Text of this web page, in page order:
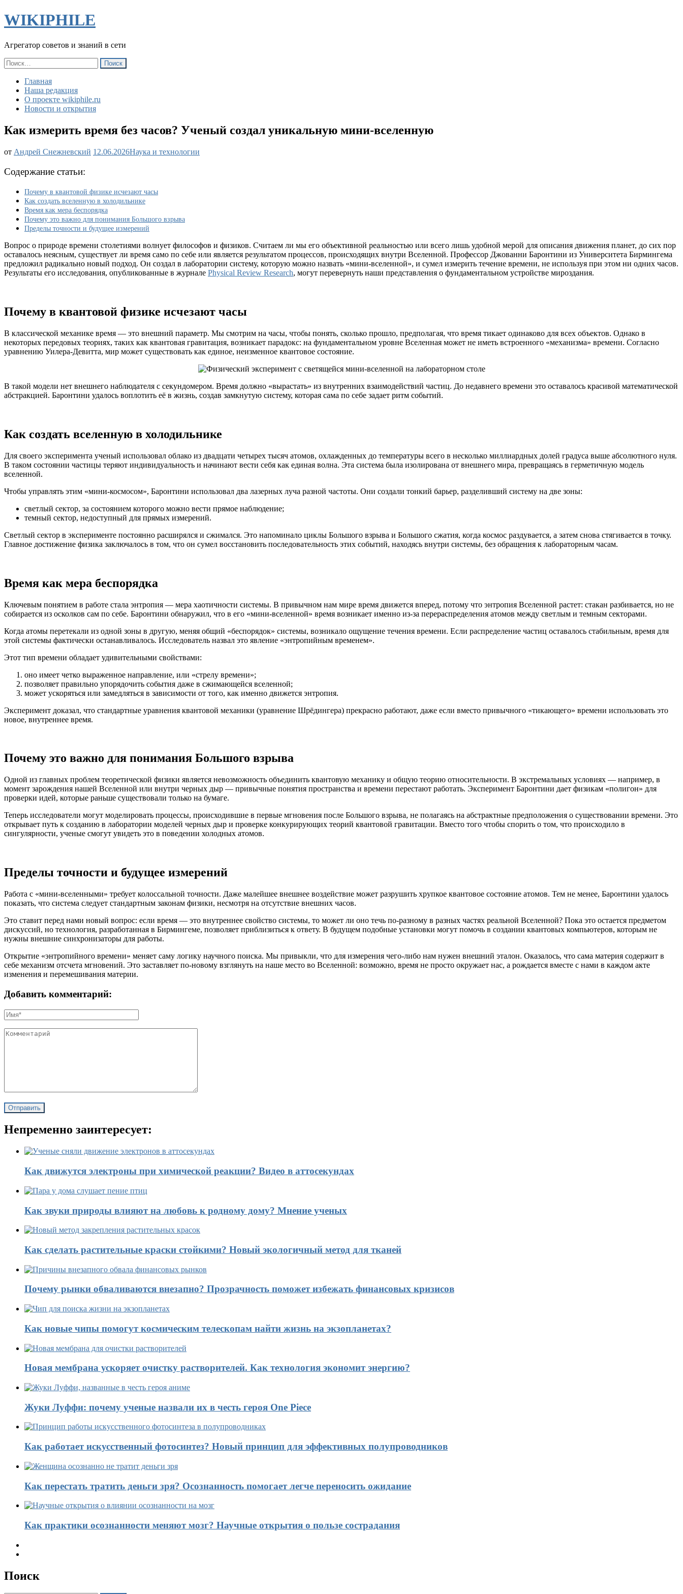
WIKIPHILE
Агрегатор советов и знаний в сети
Найти:
Главная
Наша редакция
О проекте wikiphile.ru
Новости и открытия
Как измерить время без часов? Ученый создал уникальную мини-вселенную
от Андрей Снежневский 12.06.2026Как
Ученый
создал
уникальную
мини-
вселенную
Наука и технологии
Содержание статьи:
Почему в квантовой физике исчезают часы
Как создать вселенную в холодильнике
Время как мера беспорядка
Почему это важно для понимания Большого взрыва
Пределы точности и будущее измерений
Вопрос о природе времени столетиями волнует философов и физиков. Считаем ли мы его объективной реальностью или всего лишь удобной мерой для описания движения планет, до сих пор
оставалось неясным, существует ли время само по себе или является результатом процессов, происходящих внутри Вселенной. Профессор Джованни Баронтини из Университета Бирмингема
предложил радикально новый подход. Он создал в лаборатории систему, которую можно назвать «мини-вселенной», и сумел измерить течение времени, не используя при этом ни одних часов.
Результаты его исследования, опубликованные в журнале Physical Review Research, могут перевернуть наши представления о фундаментальном устройстве мироздания.
Почему в квантовой физике исчезают часы
В классической механике время — это внешний параметр. Мы смотрим на часы, чтобы понять, сколько прошло, предполагая, что время тикает одинаково для всех объектов. Однако в
некоторых передовых теориях, таких как квантовая гравитация, возникает парадокс: на фундаментальном уровне Вселенная может не иметь встроенного «механизма» времени. Согласно
уравнению Уилера-Девитта, мир может существовать как единое, неизменное квантовое состояние.
В такой модели нет внешнего наблюдателя с секундомером. Время должно «вырастать» из внутренних взаимодействий частиц. До недавнего времени это оставалось красивой математической
абстракцией. Баронтини удалось воплотить её в жизнь, создав замкнутую систему, которая сама по себе задает ритм событий.
Как создать вселенную в холодильнике
Для своего эксперимента ученый использовал облако из двадцати четырех тысяч атомов, охлажденных до температуры всего в несколько миллиардных долей градуса выше абсолютного нуля.
В таком состоянии частицы теряют индивидуальность и начинают вести себя как единая волна. Эта система была изолирована от внешнего мира, превращаясь в герметичную модель
вселенной.
Чтобы управлять этим «мини-космосом», Баронтини использовал два лазерных луча разной частоты. Они создали тонкий барьер, разделивший систему на две зоны:
светлый сектор, за состоянием которого можно вести прямое наблюдение;
темный сектор, недоступный для прямых измерений.
Светлый сектор в эксперименте постоянно расширялся и сжимался. Это напоминало циклы Большого взрыва и Большого сжатия, когда космос раздувается, а затем снова стягивается в точку.
Главное достижение физика заключалось в том, что он сумел восстановить последовательность этих событий, находясь внутри системы, без обращения к лабораторным часам.
Время как мера беспорядка
Ключевым понятием в работе стала энтропия — мера хаотичности системы. В привычном нам мире время движется вперед, потому что энтропия Вселенной растет: стакан разбивается, но не
собирается из осколков сам по себе. Баронтини обнаружил, что в его «мини-вселенной» время возникает именно из-за перераспределения атомов между светлым и темным секторами.
Когда атомы перетекали из одной зоны в другую, меняя общий «беспорядок» системы, возникало ощущение течения времени. Если распределение частиц оставалось стабильным, время для
этой системы фактически останавливалось. Исследователь назвал это явление «энтропийным временем».
Этот тип времени обладает удивительными свойствами:
оно имеет четко выраженное направление, или «стрелу времени»;
позволяет правильно упорядочить события даже в сжимающейся вселенной;
может ускоряться или замедляться в зависимости от того, как именно движется энтропия.
Эксперимент доказал, что стандартные уравнения квантовой механики (уравнение Шрёдингера) прекрасно работают, даже если вместо привычного «тикающего» времени использовать это
новое, внутреннее время.
Почему это важно для понимания Большого взрыва
Одной из главных проблем теоретической физики является невозможность объединить квантовую механику и общую теорию относительности. В экстремальных условиях — например, в
момент зарождения нашей Вселенной или внутри черных дыр — привычные понятия пространства и времени перестают работать. Эксперимент Баронтини дает физикам «полигон» для
проверки идей, которые раньше существовали только на бумаге.
Теперь исследователи могут моделировать процессы, происходившие в первые мгновения после Большого взрыва, не полагаясь на абстрактные предположения о существовании времени. Это
открывает путь к созданию в лаборатории моделей черных дыр и проверке конкурирующих теорий квантовой гравитации. Вместо того чтобы спорить о том, что происходило в
сингулярности, ученые смогут увидеть это в поведении холодных атомов.
Пределы точности и будущее измерений
Работа с «мини-вселенными» требует колоссальной точности. Даже малейшее внешнее воздействие может разрушить хрупкое квантовое состояние атомов. Тем не менее, Баронтини удалось
показать, что система следует стандартным законам физики, несмотря на отсутствие внешних часов.
Это ставит перед нами новый вопрос: если время — это внутреннее свойство системы, то может ли оно течь по-разному в разных частях реальной Вселенной? Пока это остается предметом
дискуссий, но технология, разработанная в Бирмингеме, позволяет приблизиться к ответу. В будущем подобные установки могут помочь в создании квантовых компьютеров, которым не
нужны внешние синхронизаторы для работы.
Открытие «энтропийного времени» меняет саму логику научного поиска. Мы привыкли, что для измерения чего-либо нам нужен внешний эталон. Оказалось, что сама материя содержит в
себе механизм отсчета мгновений. Это заставляет по-новому взглянуть на наше место во Вселенной: возможно, время не просто окружает нас, а рождается вместе с нами в каждом акте
изменения и перемешивания материи.
Добавить комментарий:
Непременно заинтересует:
Как движутся электроны при химической реакции? Видео в аттосекундах
Как звуки природы влияют на любовь к родному дому? Мнение ученых
Как сделать растительные краски стойкими? Новый экологичный метод для тканей
Почему рынки обваливаются внезапно? Прозрачность поможет избежать финансовых кризисов
Как новые чипы помогут космическим телескопам найти жизнь на экзопланетах?
Новая мембрана ускоряет очистку растворителей. Как технология экономит энергию?
Жуки Луффи: почему ученые назвали их в честь героя One Piece
Как работает искусственный фотосинтез? Новый принцип для эффективных полупроводников
Как перестать тратить деньги зря? Осознанность помогает легче переносить ожидание
Как практики осознанности меняют мозг? Научные открытия о пользе сострадания
Поиск